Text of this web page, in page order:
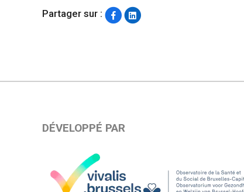
Partager sur :
DÉVELOPPÉ PAR